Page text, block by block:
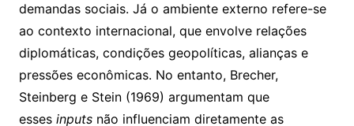
demandas sociais. Já o ambiente externo refere-se
ao contexto internacional, que envolve relações
diplomáticas, condições geopolíticas, alianças e
pressões econômicas. No entanto, Brecher,
Steinberg e Stein (1969) argumentam que
esses inputsnão influenciam diretamente as